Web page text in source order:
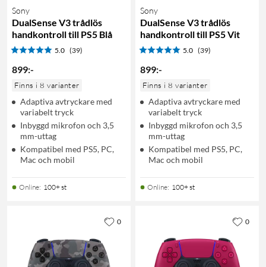
Sony
DualSense V3 trådlös
handkontroll till PS5 Blå
5.0 (39)
899:-
Finns i 8 varianter
Adaptiva avtryckare med
variabelt tryck
Inbyggd mikrofon och 3,5
mm-uttag
Kompatibel med PS5, PC,
Mac och mobil
Online: 100+ st
Sony
DualSense V3 trådlös
handkontroll till PS5 Vit
5.0 (39)
899:-
Finns i 8 varianter
Adaptiva avtryckare med
variabelt tryck
Inbyggd mikrofon och 3,5
mm-uttag
Kompatibel med PS5, PC,
Mac och mobil
Online: 100+ st
0 0